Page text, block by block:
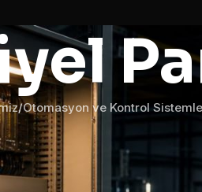
/Otomasyon ve Kontrol